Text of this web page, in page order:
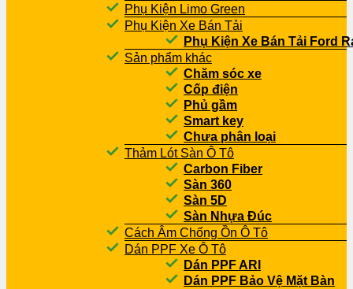
Phụ Kiện Limo Green
Phụ Kiện Xe Bán Tải
Phụ Kiện Xe Bán Tải Ford
Sản phẩm khác
Chăm sóc xe
Cốp điện
Phủ gầm
Smart key
Chưa phân loại
Thảm Lót Sàn Ô Tô
Carbon Fiber
Sàn 360
Sàn 5D
Sàn Nhựa Đúc
Cách Âm Chống Ồn Ô Tô
Dán PPF Xe Ô Tô
Dán PPF ARI
Dán PPF Bảo Vệ Mặt Bàn